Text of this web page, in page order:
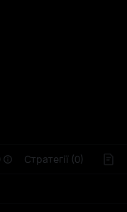
Стратегії (0)